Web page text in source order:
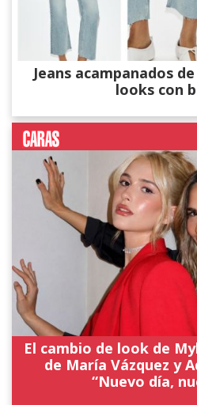
Jeans acampanados
looks con
El cambio de look de
de María Vázquez y
“Nuevo día,